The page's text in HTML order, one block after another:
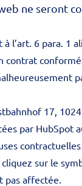
ne seront
6 para. 1
17,
par HubSpot
contractuelles
sur le
pas affectée.